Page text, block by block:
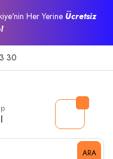
Her Yerine Ücretsiz
30
ARA